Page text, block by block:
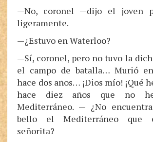
—No, coronel —dijo el joven
ligeramente.
—¿Estuvo en Waterloo?
—Sí, coronel, pero no tuvo la
el campo de batalla… Murió
hace dos años… ¡Dios mío! ¡Qué
hace diez años que no
Mediterráneo. — ¿No
bello el Mediterráneo que
señorita?